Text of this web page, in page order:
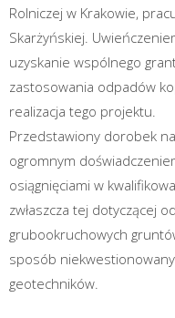
Rolniczej w Krakowie,
Skarżyńskiej.
uzyskanie wspólnego
zastosowania odpadów
realizacja tego projektu.
Przedstawiony dorobek
ogromnym
osiągnięciami w
zwłaszcza tej dotyczącej
grubookruchowych
sposób
geotechników.